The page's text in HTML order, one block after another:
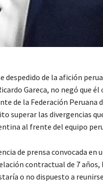
despedido de la afición
Gareca, no negó que
de la Federación Peruana
superar las divergencias
al frente del equipo
de prensa convocada en
contractual de 7 años,
o no dispuesto a